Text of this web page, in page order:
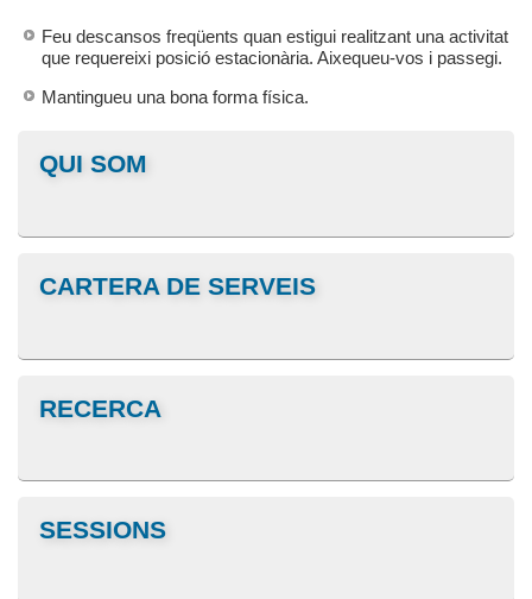
Feu descansos freqüents quan estigui realitzant una activitat
que requereixi posició estacionària. Aixequeu-vos i passegi.
Mantingueu una bona forma física.
QUI SOM
CARTERA DE SERVEIS
RECERCA
SESSIONS